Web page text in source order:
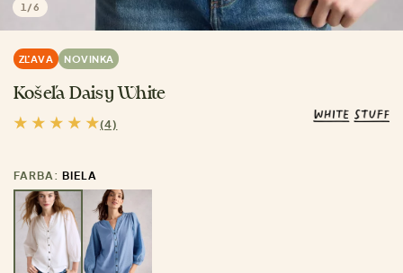
1 /6
ZĽAVA NOVINKA
Košeľa Daisy White
(4)
FARBA: BIELA